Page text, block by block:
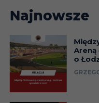
Najnowsze
Areną
o